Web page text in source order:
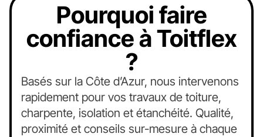
Pourquoi faire
confiance à Toitflex
?
Basés sur la Côte d’Azur, nous intervenons
rapidement pour vos travaux de toiture,
charpente, isolation et étanchéité. Qualité,
proximité et conseils sur-mesure à chaque